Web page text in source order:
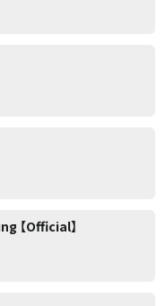
【Official】